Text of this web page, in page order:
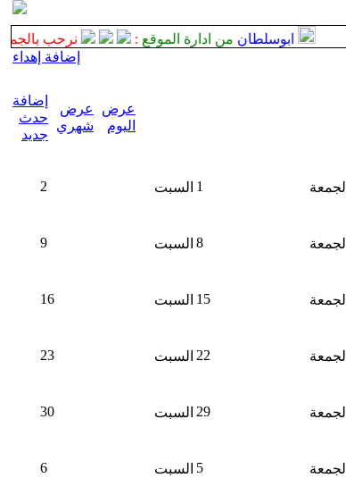
ابوسلطان من ادارة الموقع :
نرحب بالجميع
إضافة إهداء
عرض
اليوم
عرض
شهري
إضافة
حدث
جديد
1 الجمعة 2 السبت
8 الجمعة 9 السبت
15 الجمعة 16 السبت
22 الجمعة 23 السبت
29 الجمعة 30 السبت
5 الجمعة 6 السبت